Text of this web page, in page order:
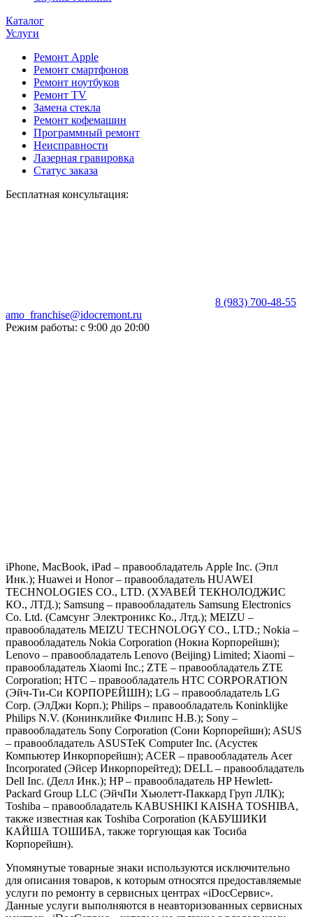
Каталог
Услуги
Ремонт Apple
Ремонт смартфонов
Ремонт ноутбуков
Ремонт TV
Замена стекла
Ремонт кофемашин
Программный ремонт
Неисправности
Лазерная гравировка
Статус заказа
Бесплатная консультация:
8 (983) 700-48-55
amo_franchise@idocremont.ru
Режим работы: с 9:00 до 20:00
iPhone, MacBook, iPad – правообладатель Apple Inc. (Эпл
Инк.); Huawei и Honor – правообладатель HUAWEI
TECHNOLOGIES CO., LTD. (ХУАВЕЙ ТЕКНОЛОДЖИС
КО., ЛТД.); Samsung – правообладатель Samsung Electronics
Co. Ltd. (Самсунг Электроникс Ко., Лтд.); MEIZU –
правообладатель MEIZU TECHNOLOGY CO., LTD.; Nokia –
правообладатель Nokia Corporation (Нокиа Корпорейшн);
Lenovo – правообладатель Lenovo (Beijing) Limited; Xiaomi –
правообладатель Xiaomi Inc.; ZTE – правообладатель ZTE
Corporation; HTC – правообладатель HTC CORPORATION
(Эйч-Ти-Си КОРПОРЕЙШН); LG – правообладатель LG
Corp. (ЭлДжи Корп.); Philips – правообладатель Koninklijke
Philips N.V. (Конинклийке Филипс Н.В.); Sony –
правообладатель Sony Corporation (Сони Корпорейшн); ASUS
– правообладатель ASUSTeK Computer Inc. (Асустек
Компьютер Инкорпорейшн); ACER – правообладатель Acer
Incorporated (Эйсер Инкорпорейтед); DELL – правообладатель
Dell Inc. (Делл Инк.); HP – правообладатель HP Hewlett-
Packard Group LLC (ЭйчПи Хьюлетт-Паккард Груп ЛЛК);
Toshiba – правообладатель KABUSHIKI KAISHA TOSHIBA,
также известная как Toshiba Corporation (КАБУШИКИ
КАЙША ТОШИБА, также торгующая как Тосиба
Корпорейшн).
Упомянутые товарные знаки используются исключительно
для описания товаров, к которым относятся предоставляемые
услуги по ремонту в сервисных центрах «iDocСервис».
Данные услуги выполняются в неавторизованных сервисных